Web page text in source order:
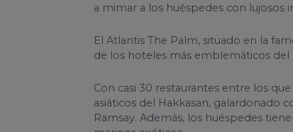
a mimar a los huéspedes con lujosos
El Atlantis The Palm, situado en la
de los hoteles más emblemáticos del
Con casi 30 restaurantes entre los
asiáticos del Hakkasan, galardonado
Ramsay. Además, los huéspedes